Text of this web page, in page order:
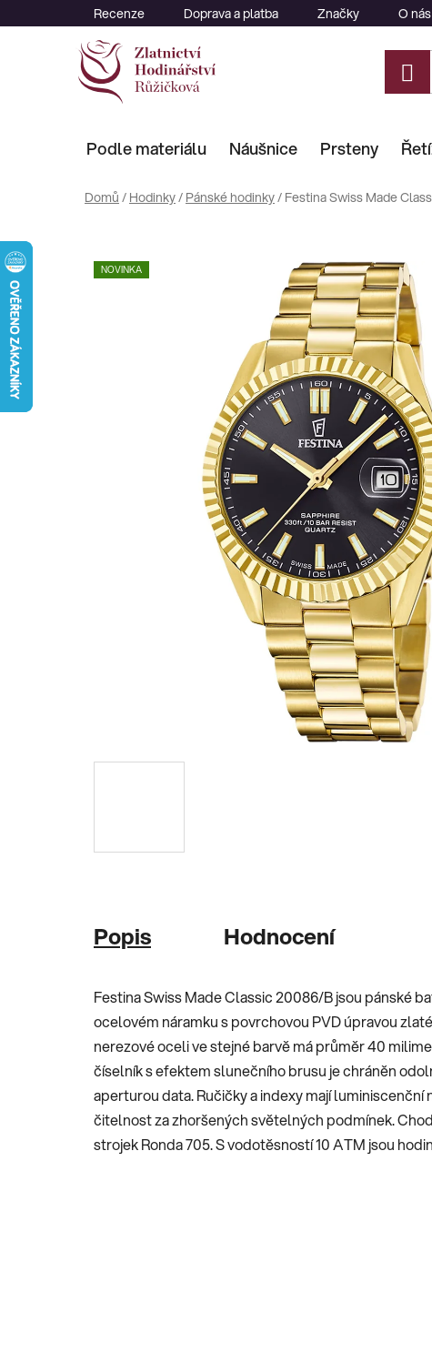
na
Recenze Doprava a platba Značky O nás
Podle materiálu Náušnice Prsteny
Domů / Hodinky/ Pánské hodinky/ Festina Swiss Made
NOVINKA
Popis Hodnocení
Festina Swiss Made Classic 20086/B jsou pánské
ocelovém náramku s povrchovou PVD úpravou
nerezové oceli ve stejné barvě má průměr 40
číselník s efektem slunečního brusu je chráněn
aperturou data. Ručičky a indexy mají
čitelnost za zhoršených světelných podmínek.
strojek Ronda 705. S vodotěsností 10 ATM jsou